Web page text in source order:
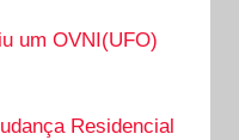
um OVNI(UFO)
Residencial